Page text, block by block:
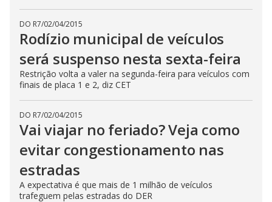
DO R7/02/04/2015
Rodízio municipal de veículos
será suspenso nesta sexta-feira
Restrição volta a valer na segunda-feira para veículos com
finais de placa 1 e 2, diz CET
DO R7/02/04/2015
Vai viajar no feriado? Veja como
evitar congestionamento nas
estradas
A expectativa é que mais de 1 milhão de veículos
trafeguem pelas estradas do DER